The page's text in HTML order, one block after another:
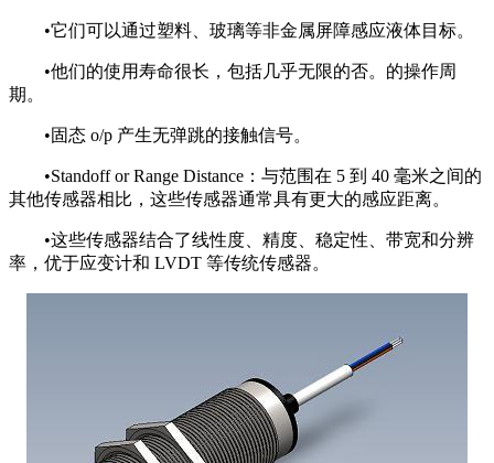
•它们可以通过塑料、玻璃等非金属屏障感应液体目标。
•他们的使用寿命很长，包括几乎无限的否。的操作周
期。
•固态 o/p 产生无弹跳的接触信号。
•Standoff or Range Distance：与范围在 5 到 40 毫米之间的
其他传感器相比，这些传感器通常具有更大的感应距离。
•这些传感器结合了线性度、精度、稳定性、带宽和分辨
率，优于应变计和 LVDT 等传统传感器。